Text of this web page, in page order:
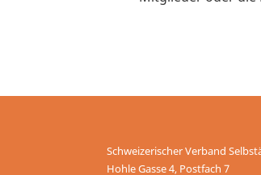
Schweizerischer Verband
Hohle Gasse 4, Postfach 7